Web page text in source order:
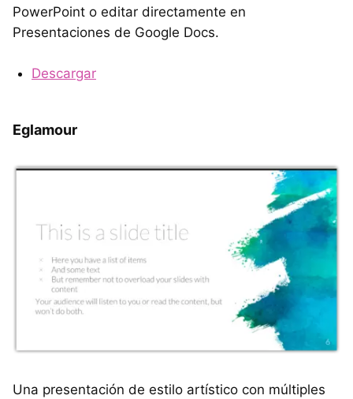
PowerPoint o editar directamente en
Presentaciones de Google Docs.
Descargar
Eglamour
Una presentación de estilo artístico con múltiples